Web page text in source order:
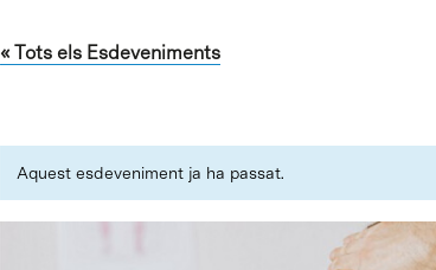
« Tots els Esdeveniments
Aquest esdeveniment ja ha passat.